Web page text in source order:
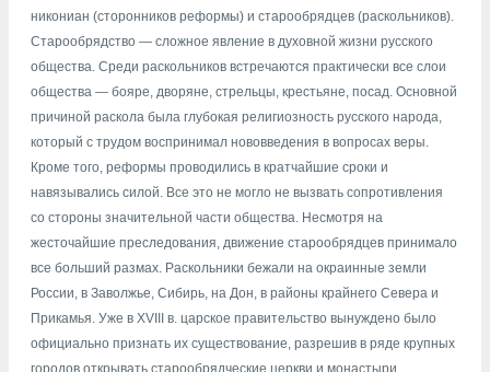
никониан (сторонников реформы) и старообрядцев (раскольников).
Старообрядство — сложное явление в духовной жизни русского
общества. Среди раскольников встречаются практически все слои
общества — бояре, дворяне, стрельцы, крестьяне, посад. Основной
причиной раскола была глубокая религиозность русского народа,
который с трудом воспринимал нововведения в вопросах веры.
Кроме того, реформы проводились в кратчайшие сроки и
навязывались силой. Все это не могло не вызвать сопротивления
со стороны значительной части общества. Несмотря на
жесточайшие преследования, движение старообрядцев принимало
все больший размах. Раскольники бежали на окраинные земли
России, в Заволжье, Сибирь, на Дон, в районы крайнего Севера и
Прикамья. Уже в XVIII в. царское правительство вынуждено было
официально признать их существование, разрешив в ряде крупных
городов открывать старообрядческие церкви и монастыри.